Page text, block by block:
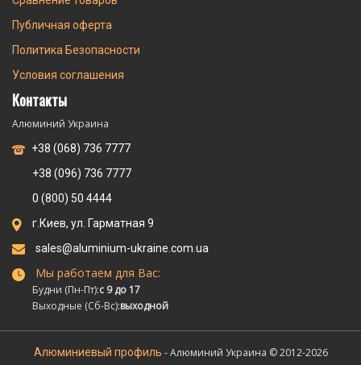
Публичная оферта
Политика Безопасности
Условия соглашения
Контакты
Алюминий Украина
+38 (068) 736 7777
+38 (096) 736 7777
0 (800) 50 4444
г.Киев, ул. Гарматная 9
sales@aluminium-ukraine.com.ua
Мы работаем для Вас:
Будни (Пн-Пт):с 9 до 17
Выходные (Сб-Вс):выходной
Алюминиевый профиль - Алюминий Украина © 2012-2026